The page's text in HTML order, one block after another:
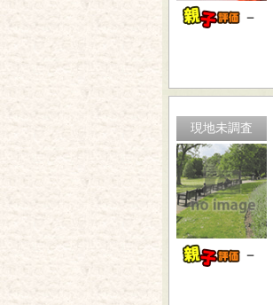
－
現地未調査
－